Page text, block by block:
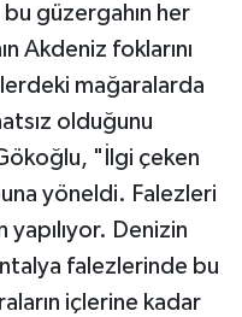
güzergahın her
Akdeniz foklarını
mağaralarda
olduğunu
"İlgi çeken
yöneldi. Falezleri
Denizin
falezlerinde bu
içlerine kadar